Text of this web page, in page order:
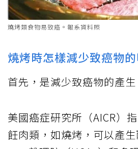
燒烤類食物易致癌。報系資料照
燒烤時怎樣減少致癌物的
首先，是減少致癌物的產生
美國癌症研究所（AICR）
飪肉類，如燒烤，可以產